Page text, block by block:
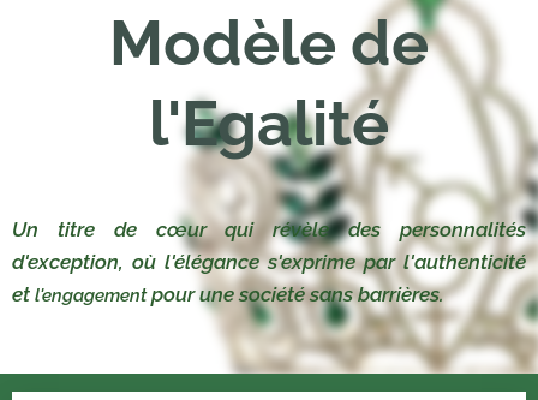
Modèle de
l'Egalité
Un titre de cœur qui révèle des personnalités
d'exception, où l'élégance s'exprime par l'authenticité
et l'engagementpour une société sans barrières.